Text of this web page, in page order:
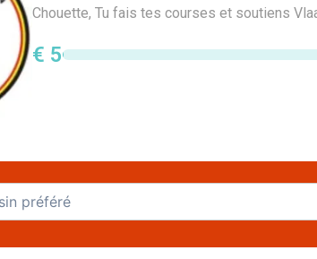
Chouette, Tu fais tes courses et soutiens
€ 5